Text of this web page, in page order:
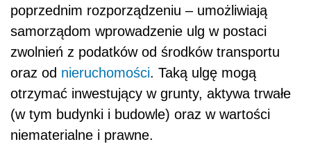
poprzednim rozporządzeniu – umożliwiają
samorządom wprowadzenie ulg w postaci
zwolnień z podatków od środków transportu
oraz od nieruchomości. Taką ulgę mogą
otrzymać inwestujący w grunty, aktywa trwałe
(w tym budynki i budowle) oraz w wartości
niematerialne i prawne.